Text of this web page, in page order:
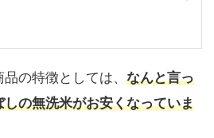
の特徴としては、 なんと言っ
の無洗米がお安くなっていま